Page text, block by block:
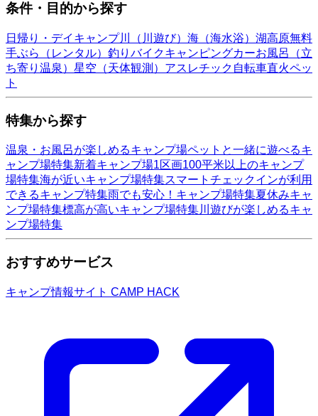
条件・目的から探す
日帰り・デイキャンプ川（川遊び） 海（海水浴） 湖高原無料
手ぶら（レンタル） 釣り バイクキャンピングカーお風呂（立
ち寄り温泉） 星空（天体観測） アスレチック 自転車直火ペッ
ト
特集から探す
温泉・お風呂が楽しめるキャンプ場ペットと一緒に遊べるキ
ャンプ場特集新着キャンプ場1区画100平米以上のキャンプ
場特集海が近いキャンプ場特集スマートチェックインが利用
できるキャンプ特集雨でも安心！キャンプ場特集夏休みキャ
ンプ場特集標高が高いキャンプ場特集川遊びが楽しめるキャ
ンプ場特集
おすすめサービス
キャンプ情報サイト CAMP HACK